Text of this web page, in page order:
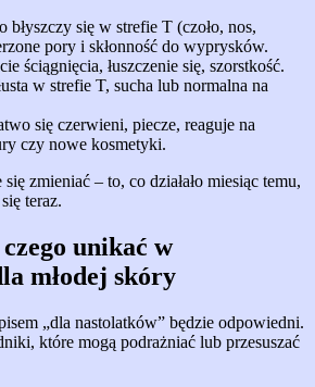
błyszczy się w strefie T (czoło, nos,
pory i skłonność do wyprysków.
ściągnięcia, łuszczenie się, szorstkość.
w strefie T, sucha lub normalna na
się czerwieni, piecze, reaguje na
czy nowe kosmetyki.
zmieniać – to, co działało miesiąc temu,
teraz.
unikać w
młodej skóry
„dla nastolatków” będzie odpowiedni.
które mogą podrażniać lub przesuszać